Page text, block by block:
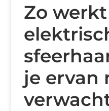
Zo
je ervan